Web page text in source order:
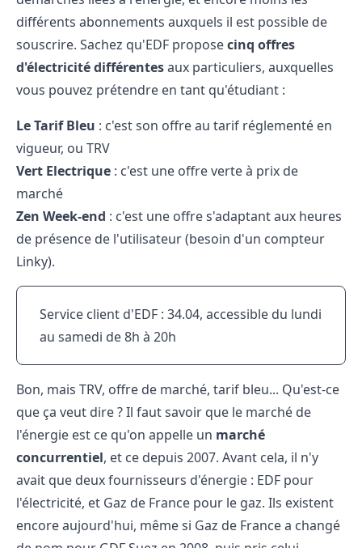
différents abonnements auxquels il est possible de
souscrire. Sachez qu'EDF proposecinq offres
d'électricité différentesaux particuliers, auxquelles
vous pouvez prétendre en tant qu'étudiant :
Le Tarif Bleu : c'est son offre au tarif réglementé en
vigueur, ou TRV
Vert Electrique : c'est une offre verte à prix de
marché
Zen Week-end : c'est une offre s'adaptant aux heures
de présence de l'utilisateur (besoin d'un compteur
Linky).
Service client d'EDF : 34.04, accessible du lundi
au samedi de 8h à 20h
Bon, mais TRV, offre de marché, tarif bleu... Qu'est-ce
que ça veut dire ? Il faut savoir que le marché de
l'énergie est ce qu'on appelle un marché
concurrentiel, et ce depuis 2007. Avant cela, il n'y
avait que deux fournisseurs d'énergie : EDF pour
l'électricité, et Gaz de France pour le gaz. Ils existent
encore aujourd'hui, même si Gaz de France a changé